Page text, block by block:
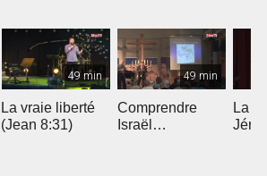
49 min
La vraie liberté
(Jean 8:31)
49 min
Comprendre
Israël
La